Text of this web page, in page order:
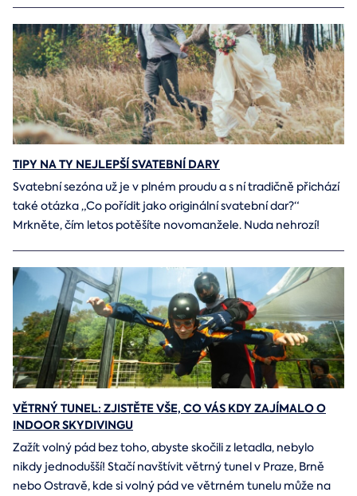
TIPY NA TY NEJLEPŠÍ SVATEBNÍ DARY
Svatební sezóna už je v plném proudu a s ní tradičně přichází
také otázka „Co pořídit jako originální svatební dar?“
Mrkněte, čím letos potěšíte novomanžele. Nuda nehrozí!
VĚTRNÝ TUNEL: ZJISTĚTE VŠE, CO VÁS KDY ZAJÍMALO O
INDOOR SKYDIVINGU
Zažít volný pád bez toho, abyste skočili z letadla, nebylo
nikdy jednodušší! Stačí navštívit větrný tunel v Praze, Brně
nebo Ostravě, kde si volný pád ve větrném tunelu může na